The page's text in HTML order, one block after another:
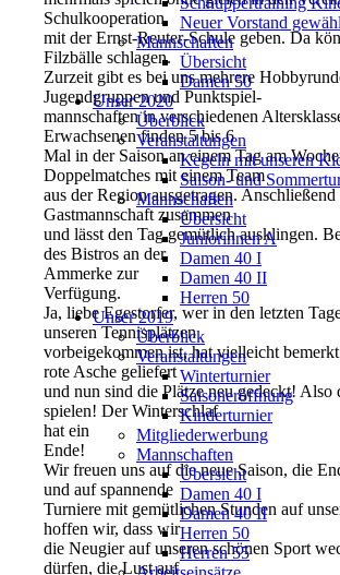
Schulkooperation
mit der Ernst-Reuter-Schule geben. Da
Filzbälle schlagen.
Zurzeit gibt es bei uns mehrere
Jugendgruppen und Punktspiel-
mannschaften in verschiedenen
Erwachsenen finden 5 bis 6
Mal in der Saison an einem Tag am
Doppelmatches mit einem Team
aus der Region ausgetragen.
Gastmannschaft zusammen
und lässt den Tag gemütlich ausklingen.
des Bistros an der
Ammerke zur
Verfügung.
Ja, liebe Egestorfer, wer in den letzten
unseren Tennisplätzen
vorbeigekommen ist, hat vielleicht
rote Asche geliefert
und nun sind die Plätze neu gedeckt!
spielen! Der Winterschlaf
hat ein
Ende!
Wir freuen uns auf die neue Saison, die
und auf spannende
Turniere mit gemütlichen Stunden auf
hoffen wir, dass wir
die Neugier auf unseren schönen Sport
dürfen, die Lust auf
Neuer Vorstand
Mannschaften
Übersicht
Damen 50
Unser 2020
Überblick
Veranstaltungen
Kegeln mit unseren
Saison- und
Mannschaften
Übersicht
Juniorinnen A
Damen 40 I
Damen 40 II
Herren 50
Unser 2019
Überblick
Veranstaltungen
Winterturnier
Saisoneröffnung
Kinderturnier
Mitgliederwerbung
Mannschaften
Übersicht
Damen 40 I
Damen 40 II
Herren 50
Herren 55